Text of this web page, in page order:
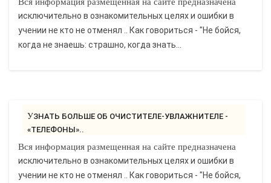
исключительно в ознакомительных целях и ошибки в
учении не кто не отменял .. Как говориться - "Не бойся,
когда не знаешь: страшно, когда знать...
УЗНАТЬ БОЛЬШЕ ОБ ОЧИСТИТЕЛЕ-УВЛАЖНИТЕЛЕ -
«ТЕЛЕФОНЫ»..
Вся информация размещенная на сайте предназначена
исключительно в ознакомительных целях и ошибки в
учении не кто не отменял .. Как говориться - "Не бойся,